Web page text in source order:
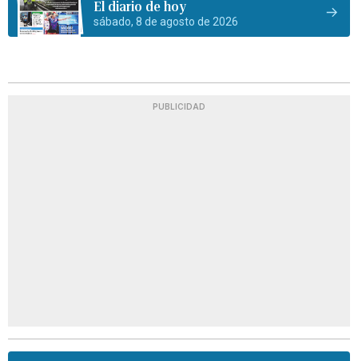
El diario de hoy
sábado, 8 de agosto de 2026
PUBLICIDAD